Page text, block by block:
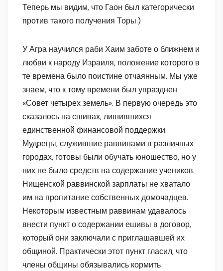
Теперь мы видим, что Гаон был категорически
против такого получения Торы.)
У Агра научился раби Хаим заботе о ближнем и
любви к народу Израиля, положение которого в
те времена было поистине отчаянным. Мы уже
знаем, что к тому времени был упразднен
«Совет четырех земель». В первую очередь это
сказалось на сшивах, лишившихся
единственной финансовой поддержки.
Мудрецы, служившие раввинами в различных
городах, готовы были обучать юношество, но у
них не было средств на содержание учеников.
Нищенской раввинской зарплаты не хватало
им на пропитание собственных домочадцев.
Некоторым известным раввинам удавалось
внести пункт о содержании ешивы в договор,
который они заключали с приглашавшей их
общиной. Практически этот пункт гласил, что
члены общины обязывались кормить